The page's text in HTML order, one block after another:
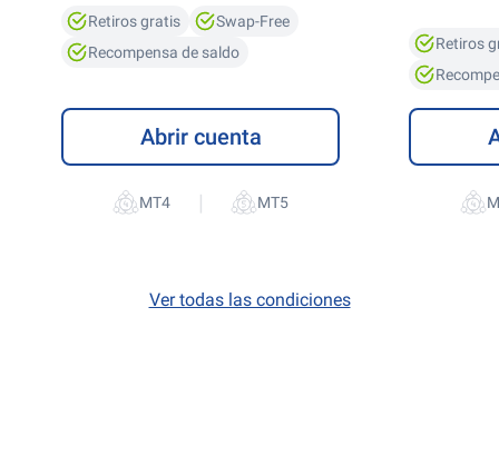
Retiros gratis
Swap-Free
Recompensa de saldo
Abrir cuenta
|
Retiros
Ver todas las condiciones